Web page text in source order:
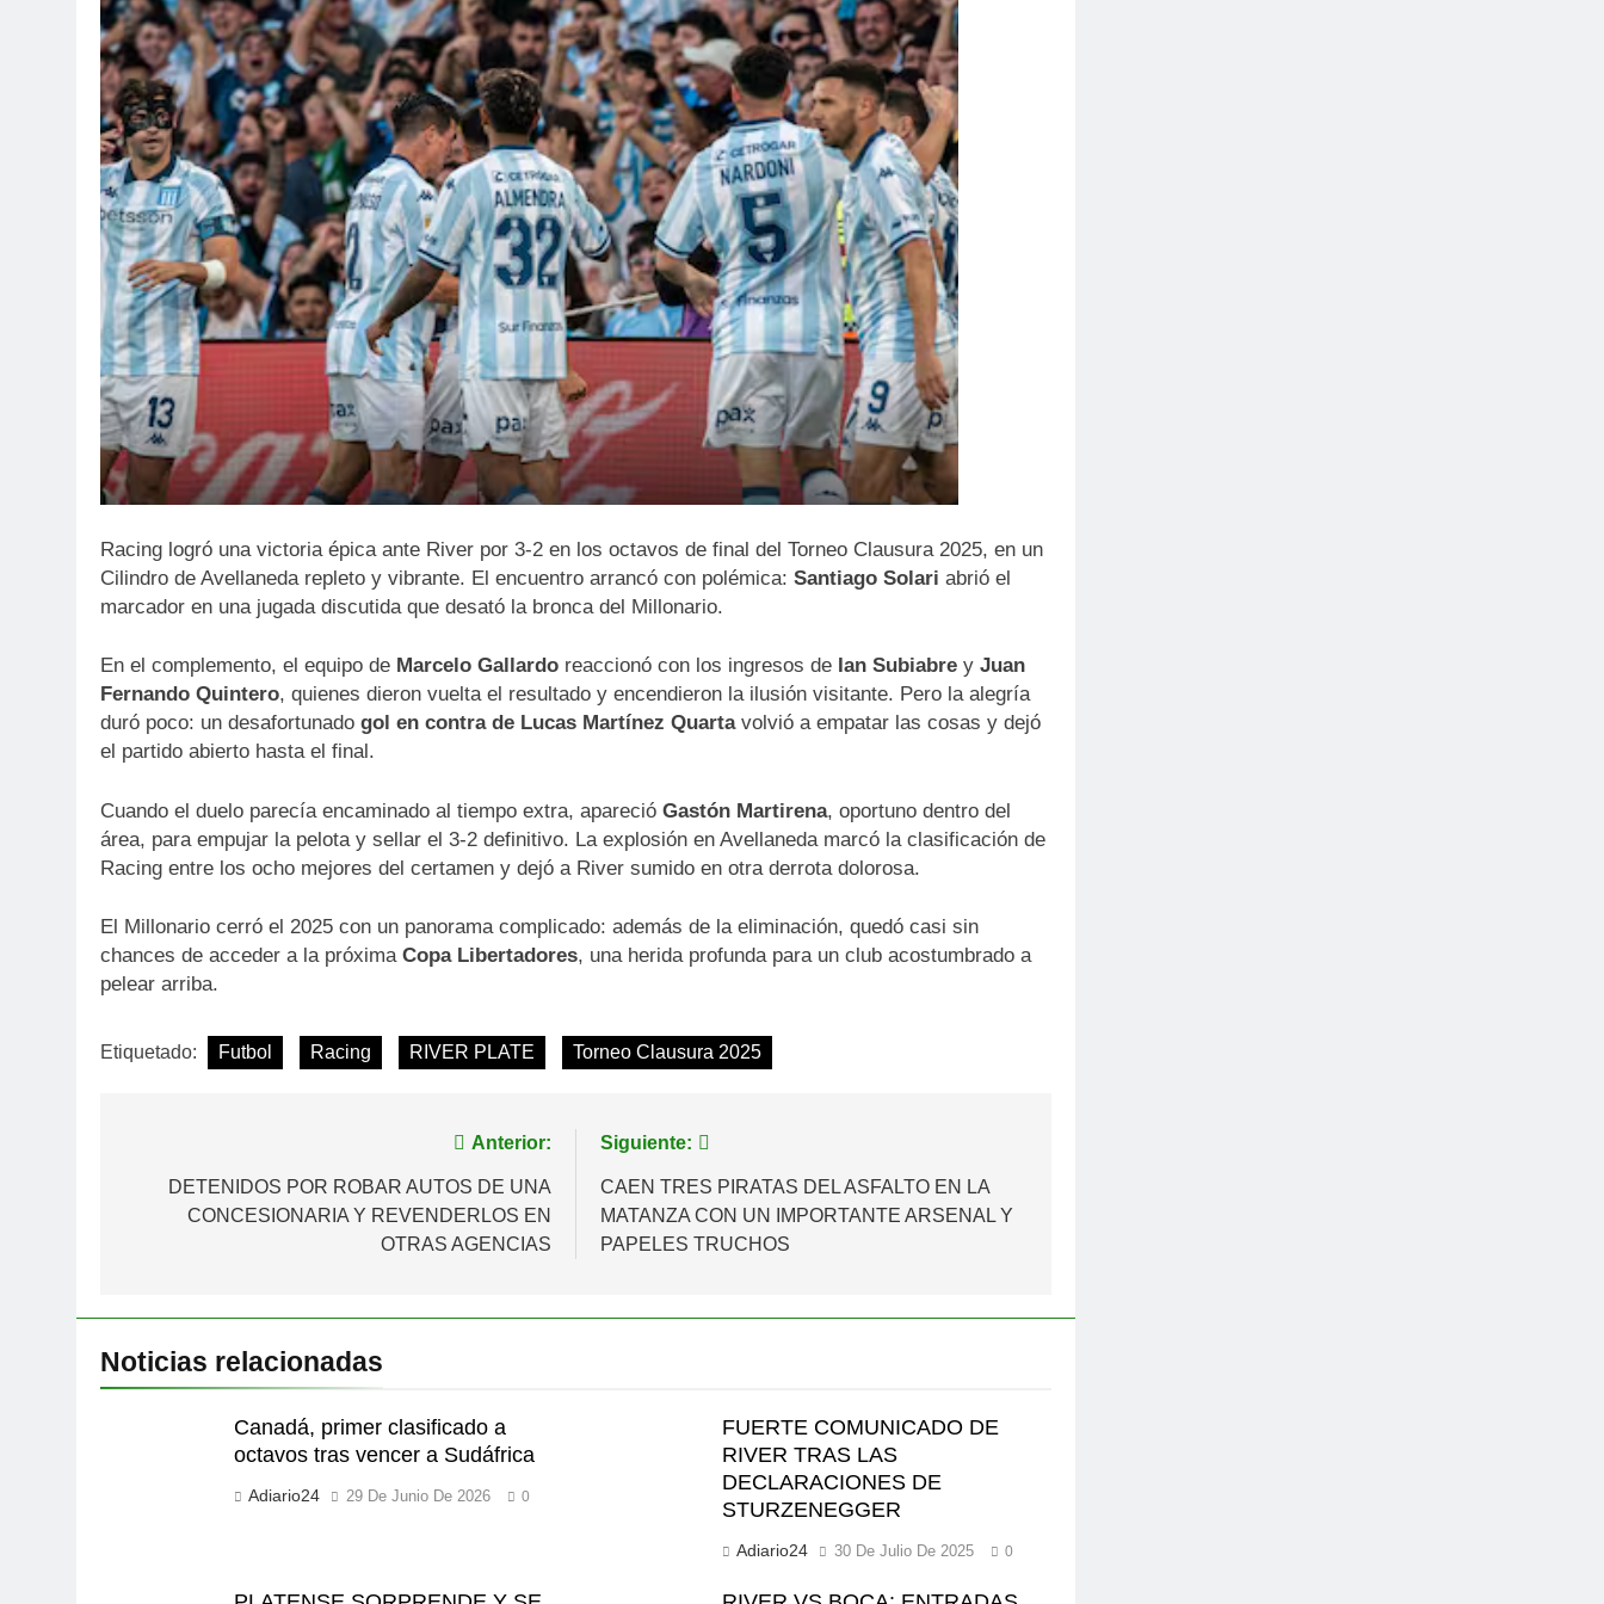
Racing logró una victoria épica ante River por 3-2 en los octavos de final del Torneo Clausura 2025, en un
Cilindro de Avellaneda repleto y vibrante. El encuentro arrancó con polémica: Santiago Solari abrió el
marcador en una jugada discutida que desató la bronca del Millonario.
En el complemento, el equipo de Marcelo Gallardo reaccionó con los ingresos de Ian Subiabre y Juan
Fernando Quintero, quienes dieron vuelta el resultado y encendieron la ilusión visitante. Pero la alegría
duró poco: un desafortunado gol en contra de Lucas Martínez Quartavolvió a empatar las cosas y dejó
el partido abierto hasta el final.
Cuando el duelo parecía encaminado al tiempo extra, apareció Gastón Martirena, oportuno dentro del
área, para empujar la pelota y sellar el 3-2 definitivo. La explosión en Avellaneda marcó la clasificación de
Racing entre los ocho mejores del certamen y dejó a River sumido en otra derrota dolorosa.
El Millonario cerró el 2025 con un panorama complicado: además de la eliminación, quedó casi sin
chances de acceder a la próxima Copa Libertadores, una herida profunda para un club acostumbrado a
pelear arriba.
Etiquetado: Futbol Racing RIVER PLATE Torneo Clausura 2025
Anterior:
DETENIDOS POR ROBAR AUTOS DE UNA
CONCESIONARIA Y REVENDERLOS EN
OTRAS AGENCIAS
Siguiente:
CAEN TRES PIRATAS DEL ASFALTO EN LA
MATANZA CON UN IMPORTANTE ARSENAL Y
PAPELES TRUCHOS
Noticias relacionadas
Canadá, primer clasificado a
octavos tras vencer a Sudáfrica
Adiario24 29 De Junio De 2026 0
FUERTE COMUNICADO DE
RIVER TRAS LAS
DECLARACIONES DE
STURZENEGGER
Adiario24 30 De Julio De 2025 0